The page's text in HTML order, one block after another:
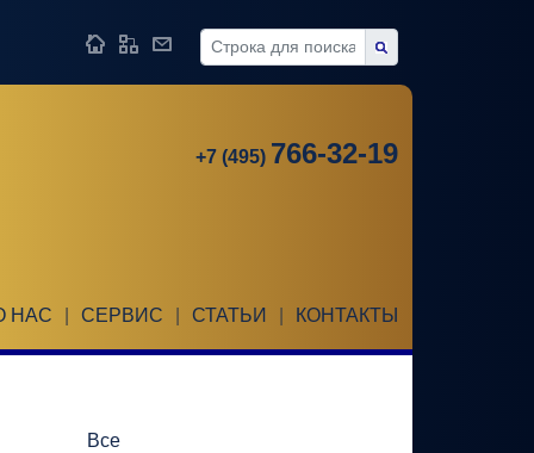
+7 (495) 766-32-19
НАС СЕРВИС СТАТЬИ КОНТАКТЫ
Все